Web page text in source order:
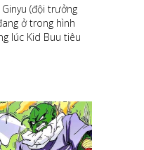
(đội trưởng
ở trong hình
lúc Kid Buu tiêu